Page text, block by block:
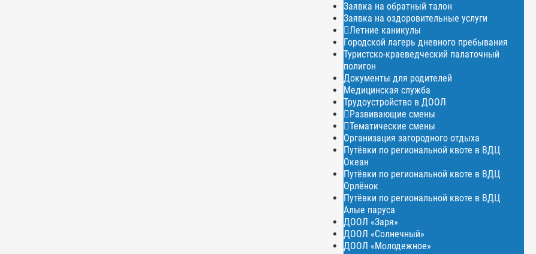
Заявка на обратный талон
Заявка на оздоровительные услуги
Летние каникулы
Городской лагерь дневного пребывания
Туристско-краеведческий палаточный
полигон
Документы для родителей
Медицинская служба
Трудоустройство в ДООЛ
Развивающие смены
Тематические смены
Организация загородного отдыха
Путёвки по региональной квоте в ВДЦ
Океан
Путёвки по региональной квоте в ВДЦ
Орлёнок
Путёвки по региональной квоте в ВДЦ
Алые паруса
ДООЛ «Заря»
ДООЛ «Солнечный»
ДООЛ «Молодежное»